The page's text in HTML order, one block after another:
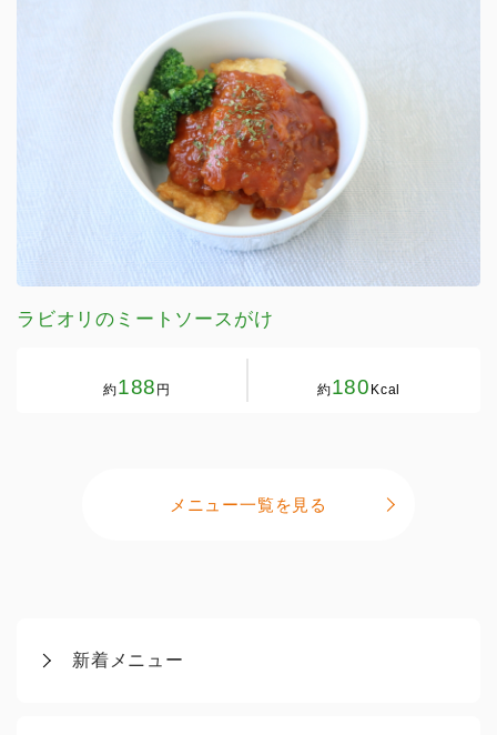
新着メニュー
ラビオリのミートソースがけ
約188 円 約180 Kcal
メニュー一覧を見る